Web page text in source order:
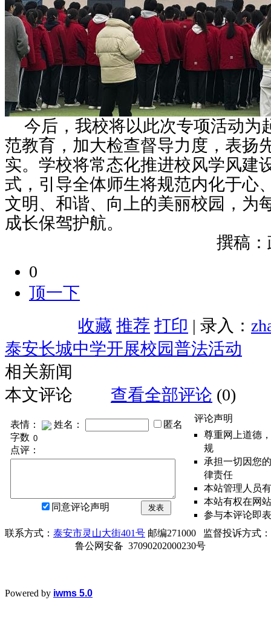
今后，我校将以此次专项活动为
范教育，加大检查督导力度，表扬
实。学校将常态化推进校风学风建
式，引导全体师生将规范内化于心
文明、和谐、向上的美丽校园，为
成长保驾护航。
撰稿
0
顶一下
收藏 推荐 打印 | 录入：
泰安长城中学开展校园普法活动
相关新闻
本文评论
查看全部评论 (0)
表情： 姓名：
匿名
字数
点评：
同意评论声明 发表
评论声明
尊重网上道德
规
承担一切因您
律责任
本站管理人员
本站有权在网
参与本评论即
联系方式： 泰安市灵山大街401号 邮编271000 监督投诉方式：
鲁公网安备 37090202000230号
Powered by iwms 5.0